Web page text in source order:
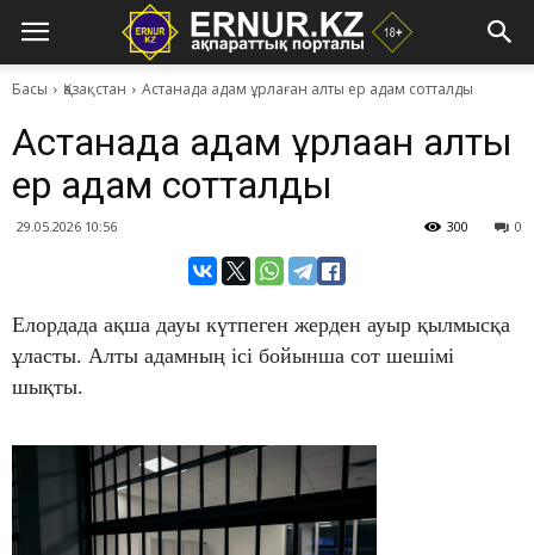
Басы Қазақстан Астанада адам ұрлаған алты ер адам сотталды
Астанада адам ұрлаған алты
ер адам сотталды
29.05.2026 10:56 0
300
​Елордада ақша дауы күтпеген жерден ауыр қылмысқа
ұласты. Алты адамның ісі бойынша сот шешімі
шықты.